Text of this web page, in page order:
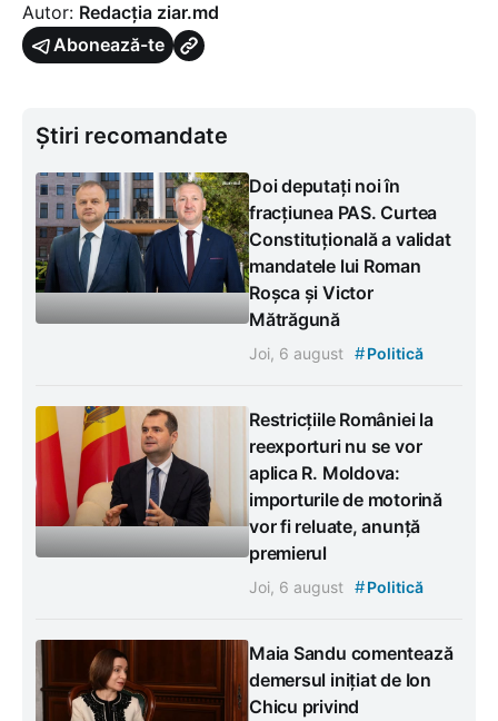
Autor: Redacția ziar.md
Abonează-te
Știri recomandate
Doi deputați noi în
fracțiunea PAS. Curtea
Constituțională a validat
mandatele lui Roman
Roșca și Victor
Mătrăgună
Joi, 6 august #Politică
Restricțiile României la
reexporturi nu se vor
aplica R. Moldova:
importurile de motorină
vor fi reluate, anunță
premierul
Joi, 6 august #Politică
Maia Sandu comentează
demersul inițiat de Ion
Chicu privind